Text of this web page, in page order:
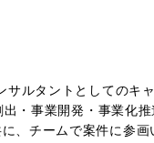
、チームで案件に参